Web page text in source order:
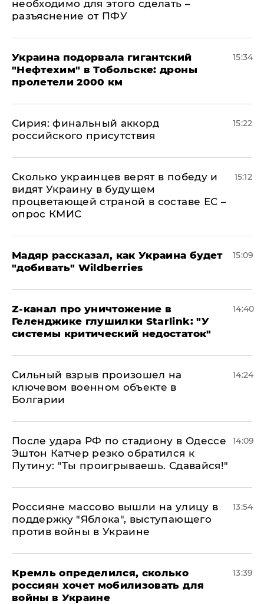
необходимо для этого сделать –
разъяснение от ПФУ
Украина подорвала гигантский
"Нефтехим" в Тобольске: дроны
пролетели 2000 км
15:34
​Сирия: финальный аккорд
российского присутствия
15:22
Сколько украинцев верят в победу и
видят Украину в будущем
процветающей страной в составе ЕС –
опрос КМИС
15:12
Мадяр рассказал, как Украина будет
"добивать" Wildberries
15:09
Z-канал про уничтожение в
Геленджике глушилки Starlink: "У
системы критический недостаток"
14:40
Сильный взрыв произошел на
ключевом военном объекте в
Болгарии
14:24
После удара РФ по стадиону в Одессе
Эштон Катчер резко обратился к
Путину: "Ты проигрываешь. Сдавайся!"
14:09
Россияне массово вышли на улицу в
поддержку "Яблока", выступающего
против войны в Украине
13:54
Кремль определился, сколько
россиян хочет мобилизовать для
войны в Украине
13:39